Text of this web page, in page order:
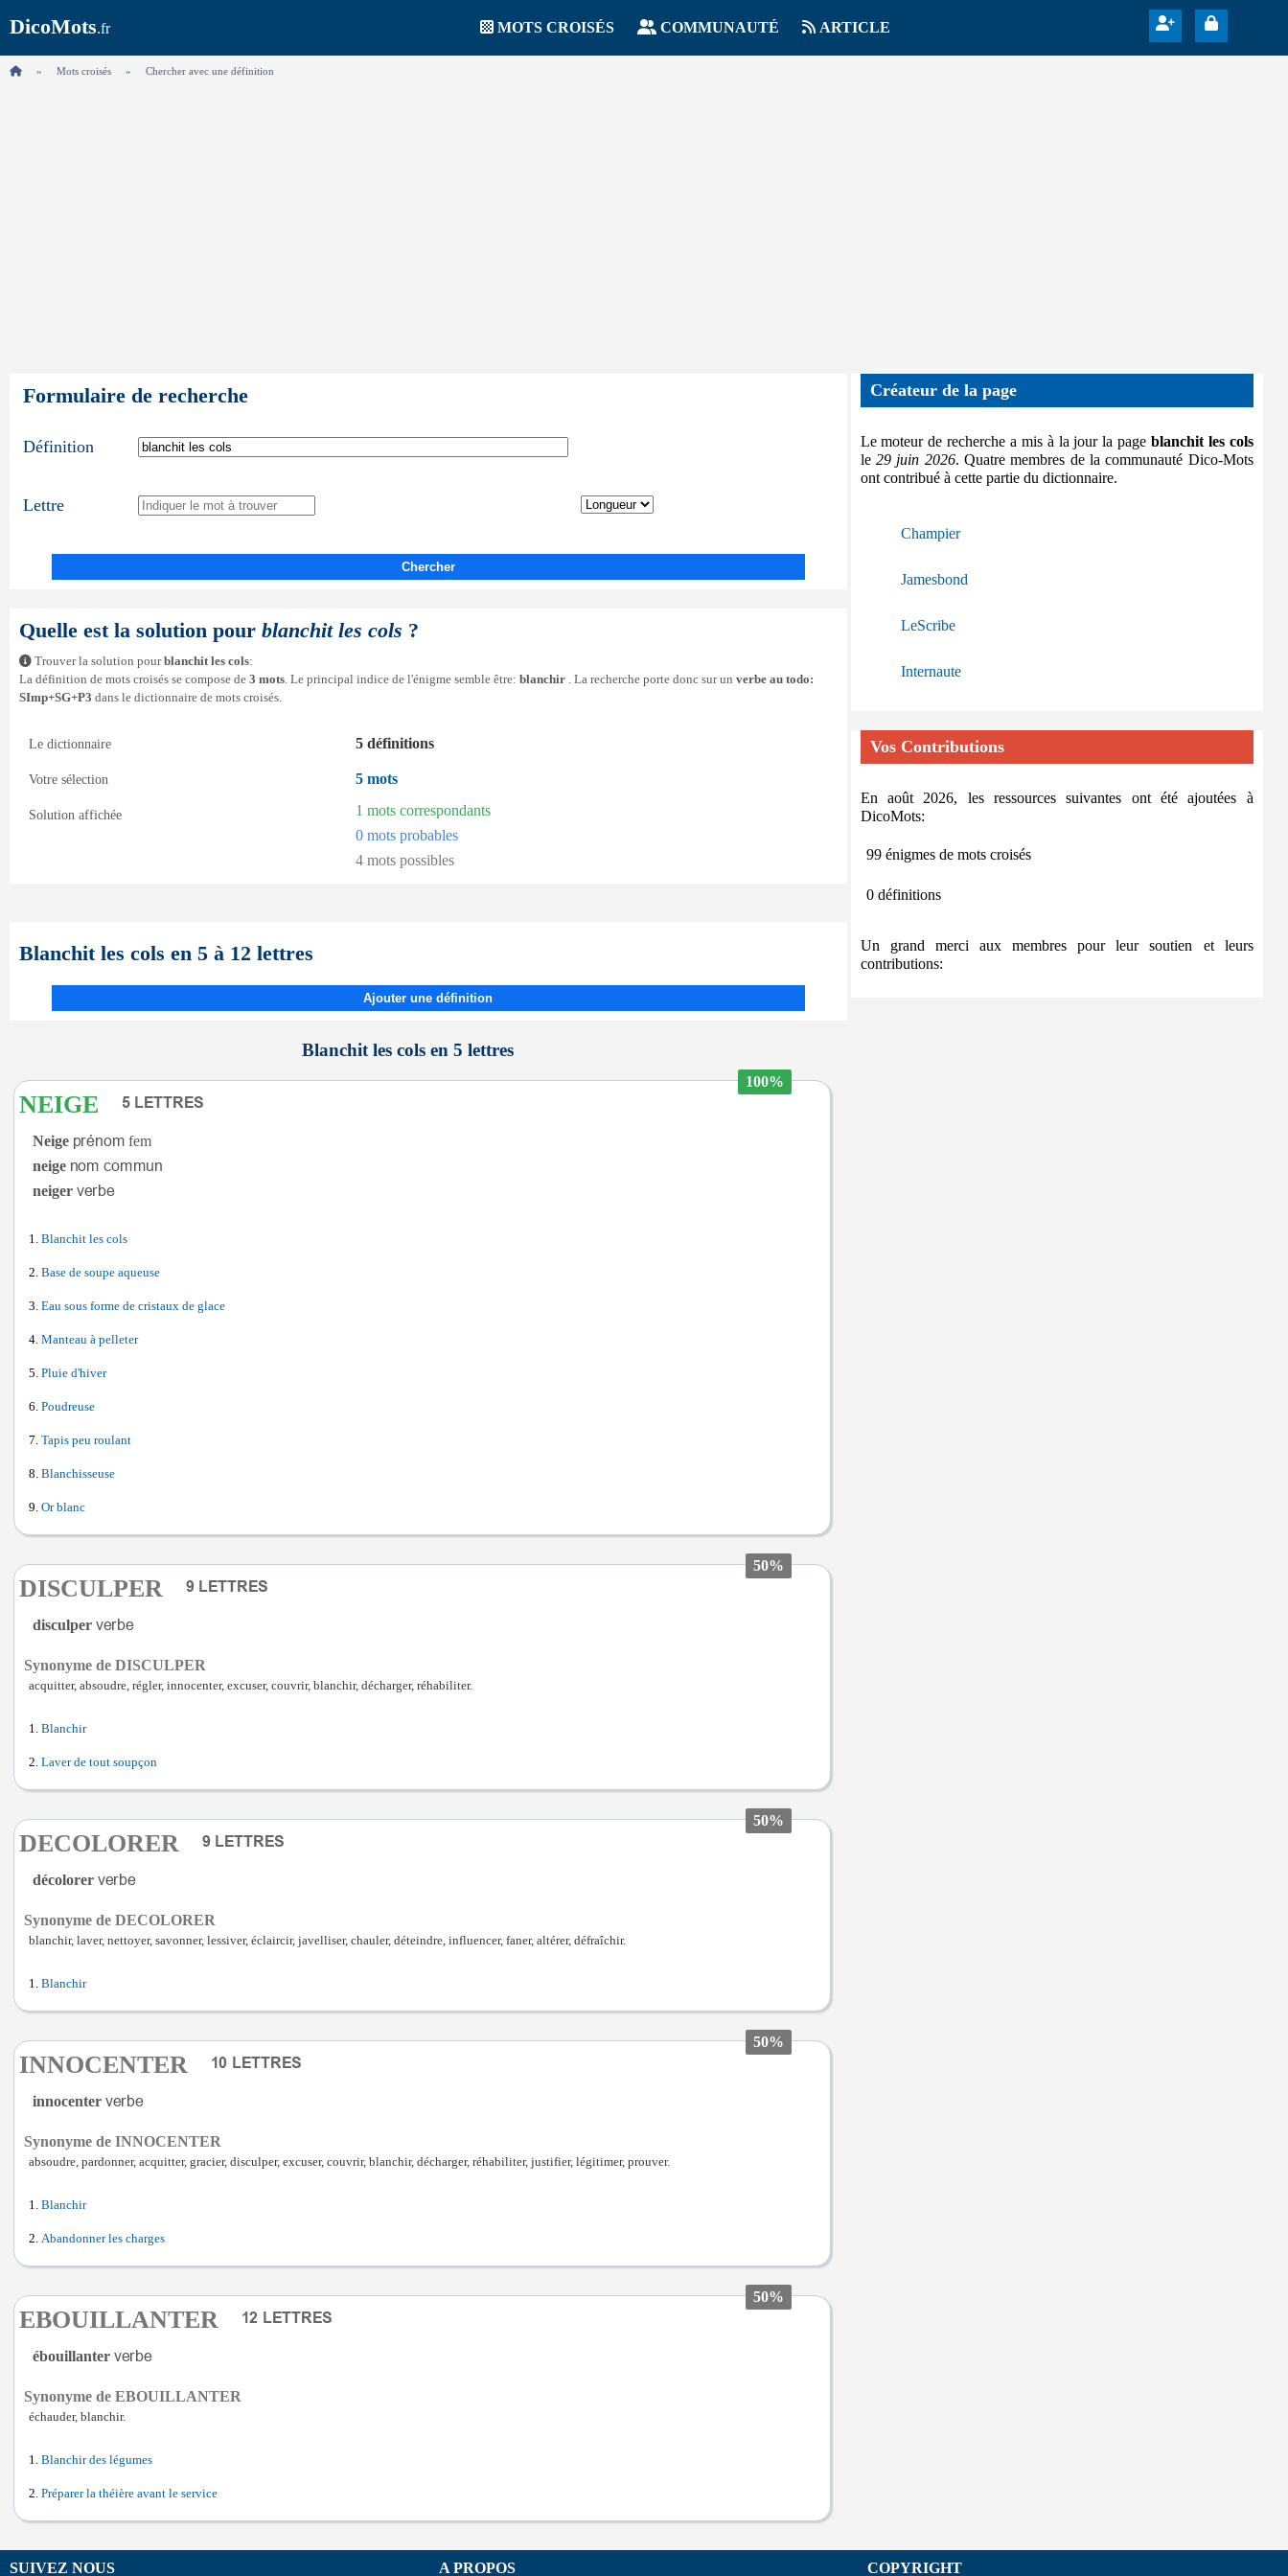
DicoMots.fr MOTS CROISÉS COMMUNAUTÉ ARTICLE
Mots croisés Chercher avec une définition
Formulaire de recherche
Définition
Lettre
Chercher
Quelle est la solution pour blanchit les cols ?
Trouver la solution pourblanchit les cols:
La définition de mots croisés se compose de 3 mots. Le principal indice de l'énigme semble être: blanchir . La recherche porte donc sur un verbe au todo:
SImp+SG+P3 dans le dictionnaire de mots croisés.
Le dictionnaire 5 définitions
Votre sélection 5 mots
Solution affichée
1 mots correspondants
0 mots probables
4 mots possibles
Blanchit les cols en 5 à 12 lettres
Ajouter une définition
Blanchit les cols en 5 lettres
100%
NEIGE
Neige
fem
neige
neiger
Blanchit les cols
Base de soupe aqueuse
Eau sous forme de cristaux de glace
Manteau à pelleter
Pluie d'hiver
Poudreuse
Tapis peu roulant
Blanchisseuse
Or blanc
50%
DISCULPER
disculper
Synonyme de DISCULPER
acquitter, absoudre, régler, innocenter, excuser, couvrir, blanchir, décharger, réhabiliter.
Blanchir
Laver de tout soupçon
50%
DECOLORER
décolorer
Synonyme de DECOLORER
blanchir, laver, nettoyer, savonner, lessiver, éclaircir, javelliser, chauler, déteindre, influencer, faner, altérer, défraîchir.
Blanchir
50%
INNOCENTER
innocenter
Synonyme de INNOCENTER
absoudre, pardonner, acquitter, gracier, disculper, excuser, couvrir, blanchir, décharger, réhabiliter, justifier, légitimer, prouver.
Blanchir
Abandonner les charges
50%
EBOUILLANTER
ébouillanter
Synonyme de EBOUILLANTER
échauder, blanchir.
Blanchir des légumes
Préparer la théière avant le service
Créateur de la page
Le moteur de recherche a mis à la jour la page blanchit les cols
le 29 juin 2026. Quatre membres de la communauté Dico-Mots
ont contribué à cette partie du dictionnaire.
Champier
Jamesbond
LeScribe
Internaute
Vos Contributions
En août 2026, les ressources suivantes ont été ajoutées à
DicoMots:
99 énigmes de mots croisés
0 définitions
Un grand merci aux membres pour leur soutien et leurs
contributions:
SUIVEZ NOUS A PROPOS COPYRIGHT